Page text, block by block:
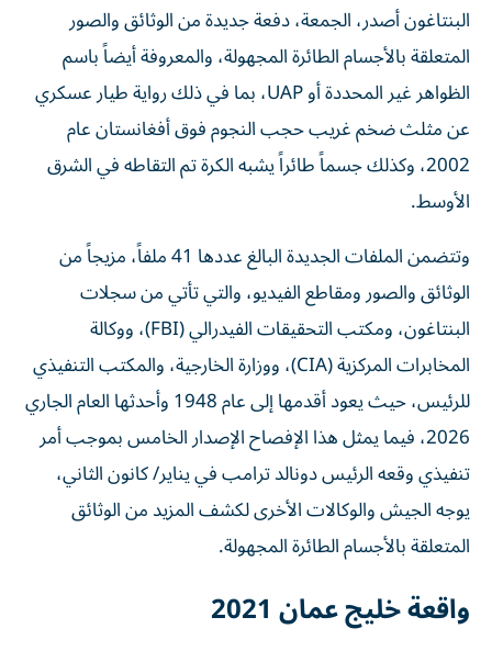
البنتاغون أصدر، الجمعة، دفعة جديدة من الوثائق والصور
المتعلقة بالأجسام الطائرة المجهولة، والمعروفة أيضاً باسم
الظواهر غير المحددة أو UAP، بما في ذلك رواية طيار عسكري
عن مثلث ضخم غريب حجب النجوم فوق أفغانستان عام
2002، وكذلك جسماً طائراً يشبه الكرة تم التقاطه في الشرق
الأوسط.
وتتضمن الملفات الجديدة البالغ عددها 41 ملفاً، مزيجاً من
الوثائق والصور ومقاطع الفيديو، والتي تأتي من سجلات
البنتاغون، ومكتب التحقيقات الفيدرالي (FBI)، ووكالة
المخابرات المركزية (CIA)، ووزارة الخارجية، والمكتب التنفيذي
للرئيس، حيث يعود أقدمها إلى عام 1948 وأحدثها العام الجاري
2026، فيما يمثل هذا الإفصاح الإصدار الخامس بموجب أمر
تنفيذي وقعه الرئيس دونالد ترامب في يناير/ كانون الثاني،
يوجه الجيش والوكالات الأخرى لكشف المزيد من الوثائق
المتعلقة بالأجسام الطائرة المجهولة.
واقعة خليج عمان 2021